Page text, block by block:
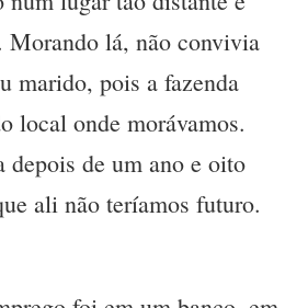
Morando lá, não convivia
marido, pois a fazenda
local onde morávamos.
de um ano e oito
ali não teríamos futuro.